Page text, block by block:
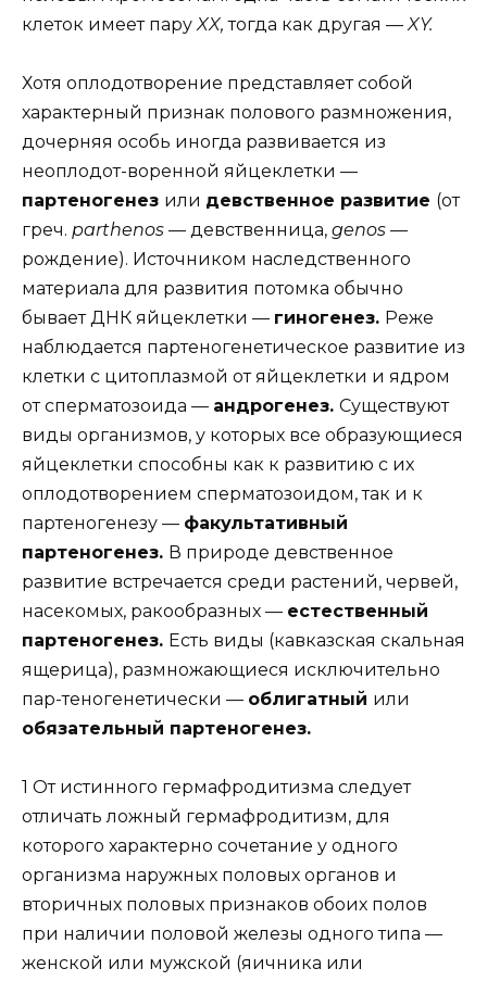
клеток имеет паруXX,тогда как другая —XY.
Хотя оплодотворение представляет собой
характерный признак полового размножения,
дочерняя особь иногда развивается из
неоплодот-воренной яйцеклетки —
партеногенез или девственное развитие (от
греч. parthenos — девственница, genos —
рождение). Источником наследственного
материала для развития потомка обычно
бывает ДНК яйцеклетки — гиногенез. Реже
наблюдается партеногенетическое развитие из
клетки с цитоплазмой от яйцеклетки и ядром
от сперматозоида — андрогенез. Существуют
виды организмов, у которых все образующиеся
яйцеклетки способны как к развитию с их
оплодотворением сперматозоидом, так и к
партеногенезу — факультативный
партеногенез. В природе девственное
развитие встречается среди растений, червей,
насекомых, ракообразных — естественный
партеногенез. Есть виды (кавказская скальная
ящерица), размножающиеся исключительно
пар-теногенетически — облигатный или
обязательный партеногенез.
1 От истинного гермафродитизма следует
отличать ложный гермафродитизм, для
которого характерно сочетание у одного
организма наружных половых органов и
вторичных половых признаков обоих полов
при наличии половой железы одного типа —
женской или мужской (яичника или